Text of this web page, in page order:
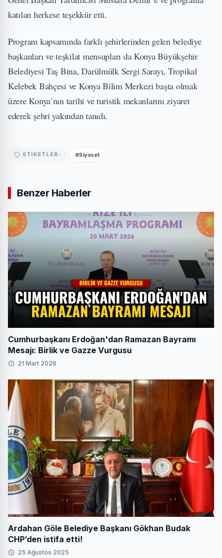
katılan herkese teşekkür etti.
Program kapsamında farklı şehirlerinden gelen belediye
başkanları ve teşkilat mensupları da Konya Büyükşehir
Belediyesi Taş Bina, Darülmülk Sergi Sarayı, Tropikal
Kelebek Bahçesi ve Konya Bilim Merkezi başta olmak
üzere Konya’nın tarihi ve turistik mekanlarını ziyaret
ederek şehri yakından tanıdı.
ETIKETLER: #Siyaset
Benzer Haberler
Cumhurbaşkanı Erdoğan'dan Ramazan Bayramı
Mesajı: Birlik ve Gazze Vurgusu
21 Mart 2026
Ardahan Göle Belediye Başkanı Gökhan Budak
CHP’den istifa etti!
25 Ağustos 2025